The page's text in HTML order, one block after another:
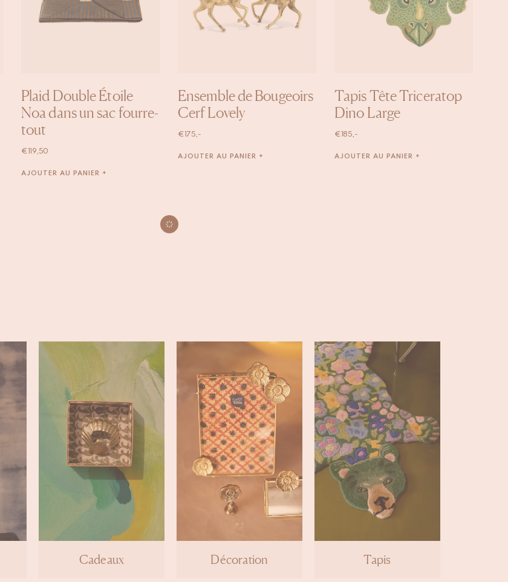
Plaid Double Étoile
Noa dans un sac fourre-
tout
€ 119,50
AJOUTER AU PANIER +
Ensemble de Bougeoirs
Cerf Lovely
€ 175,-
AJOUTER AU PANIER +
Tapis Tête Triceratop
Dino Large
€ 185,-
AJOUTER AU PANIER +
Cadeaux Décoration Tapis